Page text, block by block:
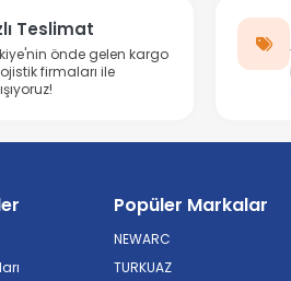
Teslimat
önde gelen kargo
firmaları ile
Popüler Markalar
NEWARC
TURKUAZ